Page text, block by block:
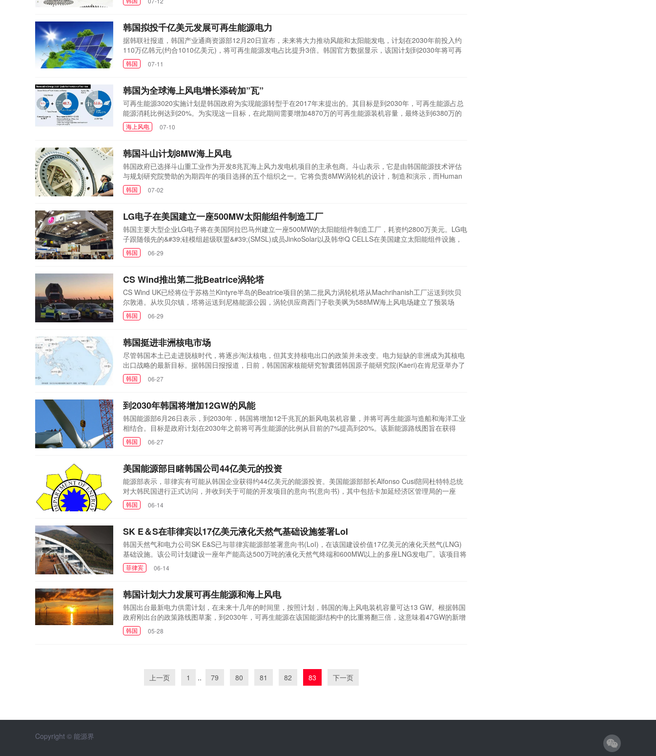
式。除了为韩国天然气公司成为ArcticLNG2项目少数股东制定条款、确保从该开发项目承购LNG之外，诺瓦泰克和
韩国拟投千亿美元发展可再生能源电力
据韩联社报道，韩国产业通商资源部12月20日宣布，未来将大力推动风能和太阳能发电，计划在2030年前投入约
110万亿韩元(约合1010亿美元)，将可再生能源发电占比提升3倍。韩国官方数据显示，该国计划到2030年将可再
生能源发电占比从当前的7%，提升至20%。按照韩国政府的规划，其中对太阳能电厂的投入在总投资额中所占的
比重将超过六成，其余投资将主要用于风力发电，设置地点多位于海岸线上。...
韩国 07-11
韩国为全球海上风电增长添砖加”瓦”
可再生能源3020实施计划是韩国政府为实现能源转型于在2017年末提出的。其目标是到2030年，可再生能源占总
能源消耗比例达到20%。为实现这一目标，在此期间需要增加4870万的可再生能源装机容量，最终达到6380万的
装机规模，其中风电占比28%和太阳能占比57%。作为该计划的重要组成部分，海上风电的进展也相当迅速(史上最
优低风速功率曲线?海上风机韩国造)。近日，韩国海上风电又有新动向。韩国贸易、工业和能源部公布了韩国海上
海上风电 07-10
韩国斗山计划8MW海上风电
韩国政府已选择斗山重工业作为开发8兆瓦海上风力发电机项目的主承包商。斗山表示，它是由韩国能源技术评估
与规划研究院赞助的为期四年的项目选择的五个组织之一。它将负责8M​​W涡轮机的设计，制造和演示，而Human
Composites将负责生产叶片，Seil Engineering则负责该机器的下部部分。韩国材料科学研究院将负责刀片设计支
持和测试，首尔国立大学R&DB基金会正在制定降低刀片噪音的措施。斗山电力服务公司首席执行官Jinwon Mok表
韩国 07-02
LG电子在美国建立一座500MW太阳能组件制造工厂
韩国主要大型企业LG电子将在美国阿拉巴马州建立一座500MW的太阳能组件制造工厂，耗资约2800万美元。LG电
子跟随领先的&#39;硅模组超级联盟&#39;(SMSL)成员JinkoSolar以及韩华Q CELLS在美国建立太阳能组件设施，
发布第201款贸易案件，当时是由美国太阳能电池和组件生产商破产， Suniva由中国可再生能源公司顺丰国际清洁
能源公司(SFCE)持股占多数。当其在德国的母公司SolarWorld AG处于破产程序时，SolarWorld Americas也加入
韩国 06-29
CS Wind推出第二批Beatrice涡轮塔
CS Wind UK已经将位于苏格兰Kintyre半岛的Beatrice项目的第二批风力涡轮机塔从Machrihanish工厂运送到坎贝
尔敦港。从坎贝尔镇，塔将运送到尼格能源公园，涡轮供应商西门子歌美飒为588MW海上风电场建立了预装场
地，并且首先发送的塔架已经在等待安装在海上施工现场。预计第一批7兆瓦风机将于近期 上市，因为早先的报道
称，比阿特丽斯预计7月份将首次发电，而基础设施即将完工，现有86套外套基金会中有78个已经就位。86套基础
韩国 06-29
韩国挺进非洲核电市场
尽管韩国本土已走进脱核时代，将逐步淘汰核电，但其支持核电出口的政策并未改变。电力短缺的非洲成为其核电
出口战略的最新目标。据韩国日报报道，日前，韩国国家核能研究智囊团韩国原子能研究院(Kaeri)在肯尼亚举办了
一次核能研讨会，以推动肯尼亚引进核反应堆，建立该国首座核电站。核电战略合作韩国原子能研究院表示，与肯
尼亚核电局(KNEB)在肯尼亚内罗毕召开了为期4天、关于引进研究性核反应堆的工作会议。两国核电领域的30多位
韩国 06-27
到2030年韩国将增加12GW的风能
韩国能源部6月26日表示，到2030年，韩国将增加12千兆瓦的新风电装机容量，并将可再生能源与造船和海洋工业
相结合。目标是政府计划在2030年之前将可再生能源的比例从目前的7%提高到20%。该新能源路线图旨在获得
48.7吉瓦的新清洁能源，其中12吉瓦来自风能发电厂。政府将在省级政府提出的网站建设风力发电场，并寻求将其
与造船和海洋产业相结合以促进当地经济发展的方式，Paik Un-gyu在风能行业论坛上表示，该论坛由公司官员，
韩国 06-27
美国能源部目睹韩国公司44亿美元的投资
能源部表示，菲律宾有可能从韩国企业获得约44亿美元的能源投资。美国能源部部长Alfonso Cusi陪同杜特特总统
对大韩民国进行正式访问，并收到关于可能的开发项目的意向书(意向书)，其中包括卡加延经济区管理局的一座
100兆瓦(MW)模块化核电厂。韩国企业SK工程建设公司，Sy Enc有限公司，BKS能源工业有限公司和SK E&S公司
是在菲律宾 - 韩国商业论坛和韩国商业社区主办的午餐会上向意大利库西提交LOI的公司。SK
韩国 06-14
SK E＆S在菲律宾以17亿美元液化天然气基础设施签署LoI
韩国天然气和电力公司SK E&S已与菲律宾能源部签署意向书(LoI)，在该国建设价值17亿美元的液化天然气(LNG)
基础设施。该公司计划建设一座年产能高达500万吨的液化天然气终端和600MW以上的多座LNG发电厂。该项目将
建设的其他基础设施包括连接菲律宾北部吕宋岛的码头和发电厂的150公里长的管道。建立液化天然气基础设施的
建议解决了该国日益增长的液化天然气需求。我们希望有机会为菲律宾能源产业的发展作出贡献。该公司指出，作
菲律宾 06-14
韩国计划大力发展可再生能源和海上风电
韩国出台最新电力供需计划，在未来十几年的时间里，按照计划，韩国的海上风电装机容量可达13 GW。根据韩国
政府刚出台的政策路线图草案，到2030年，可再生能源在该国能源结构中的比重将翻三倍，这意味着47GW的新增
风电和太阳能。韩国产业通商资源部(MOTIE)在其第8份电力供需基本计划中制定了未来15年韩国能源发展的路线
图，计划削减煤炭和核能在供电用能中的比重，但力度不及预期。全球风能理事会(GWEC)在其最新的《全球风能
韩国 05-28
上一页 1 .. 79 80 81 82 83 下一页
Copyright © 能源界